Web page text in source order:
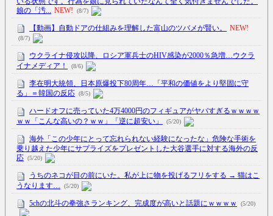
娘の「汚...
NEW! (8/7)
【動画】自動ドアの仕組みを理解した富山のツバメが賢い。 NEW!
(8/7)
ウクライナ侵攻以降、ロシア軍兵士のHIV感染が2000％急増…ウクラ
イナメディア！
(8/6)
李在明大統領、日本原爆投下80周年…「平和の価値をより堅固に守
る」＝韓国の反応 (8/5)
ハードオフに売っていた4万4000円のフィギュアがヤバすぎるｗｗｗｗ
ｗｗ「こんな高いの？ｗｗ」「逆に超安い」
(5/20)
海外「この少年にとって忘れられない経験になったな」危険な手術を
乗り越えた少年にサプライズをプレゼントした大谷選手に対する海外の反
応 (5/20)
うちのネコが目の前にいた。私が上に物を投げるフリをする → 猫はこ
うなります…
(5/20)
5chの北斗の拳強さランキング、完成度が高いと話題にｗｗｗｗ (5/20)